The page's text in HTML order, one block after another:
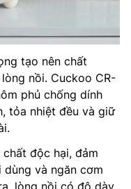
tạo nên chất
nồi. Cuckoo CR-
phủ chống dính
tỏa nhiệt đều và giữ
độc hại, đảm
và ngăn cơm
lòng nồi có độ dày